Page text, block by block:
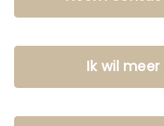
Ik wil